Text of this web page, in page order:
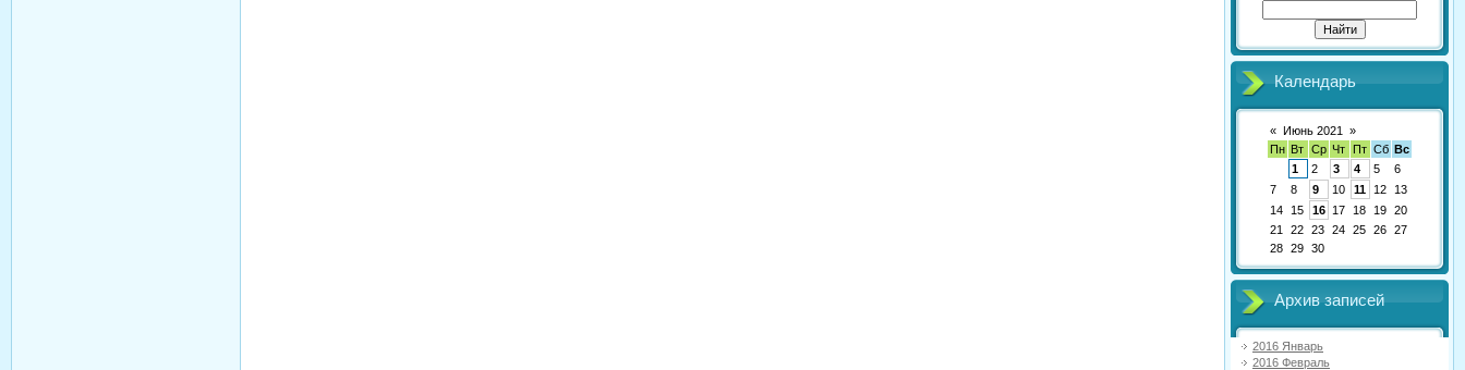
Календарь
« Июнь 2021
»
Пн Вт Ср Чт Пт Сб Вс
1
2 3 4 5
6
7
8 9 10 11 12
13
14
15 16 17 18 19 20
21
22 23 24 25 26 27
28 29 30
Архив записей
2016 Январь
2016 Февраль